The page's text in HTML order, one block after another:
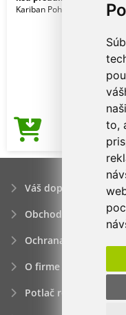
to,
Kariban Pohlavie: Muži
Váš dopyt
Obchodné
Ochrana osobných
O firme
Potlač reklamných